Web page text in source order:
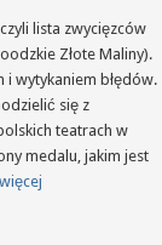
lista zwycięzców
Złote Maliny).
i wytykaniem błędów.
się z
teatrach w
medalu, jakim jest